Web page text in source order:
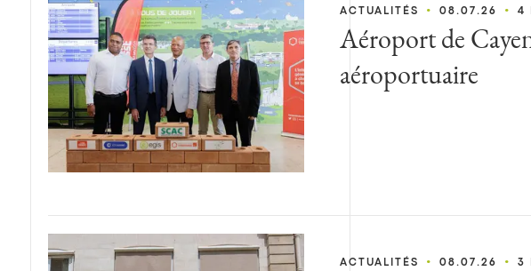
ACTUALITÉS • 08.07.26 • 4
Aéroport de
aéroportuaire
ACTUALITÉS • 08.07.26 • 3